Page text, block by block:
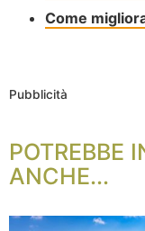
Come
Pubblicità
POTREBBE
ANCHE...